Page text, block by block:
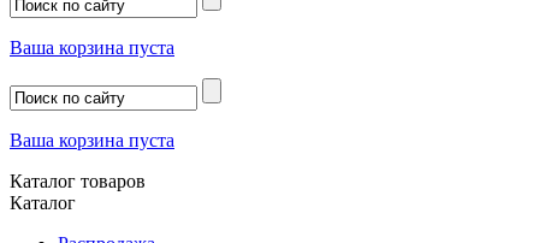
Ваша корзина пуста
Ваша корзина пуста
Каталог товаров
Каталог